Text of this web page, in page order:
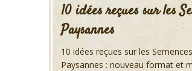
10 idées reçues sur les
Paysannes
10 idées reçues sur les Semences
Paysannes : nouveau format et